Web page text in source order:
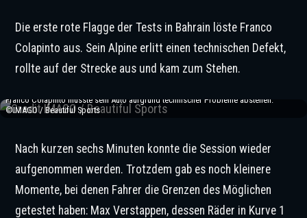
Die erste rote Flagge der Tests in Bahrain löste Franco
Colapinto aus. Sein Alpine erlitt einen technischen Defekt,
rollte auf der Strecke aus und kam zum Stehen.
Franco Colapinto musste sein Auto aufgrund technischer Probleme abstellen.
©IMAGO / Beautiful Sports
Nach kurzen sechs Minuten konnte die Session wieder
aufgenommen werden. Trotzdem gab es noch kleinere
Momente, bei denen Fahrer die Grenzen des Möglichen
getestet haben: Max Verstappen, dessen Räder in Kurve 1